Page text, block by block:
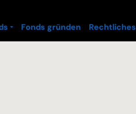
Fonds gründen Rechtliches